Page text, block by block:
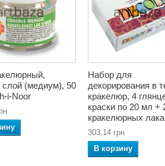
слой (медиум), 50
i-Noor
Набор для
декорирования в
кракелюр, 4
краски по 20 мл +
кракелюрных
303,14 грн
В корзину